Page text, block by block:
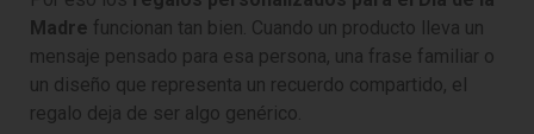
Madre funcionan tan bien. Cuando un producto lleva un
mensaje pensado para esa persona, una frase familiar o
un diseño que representa un recuerdo compartido, el
regalo deja de ser algo genérico.